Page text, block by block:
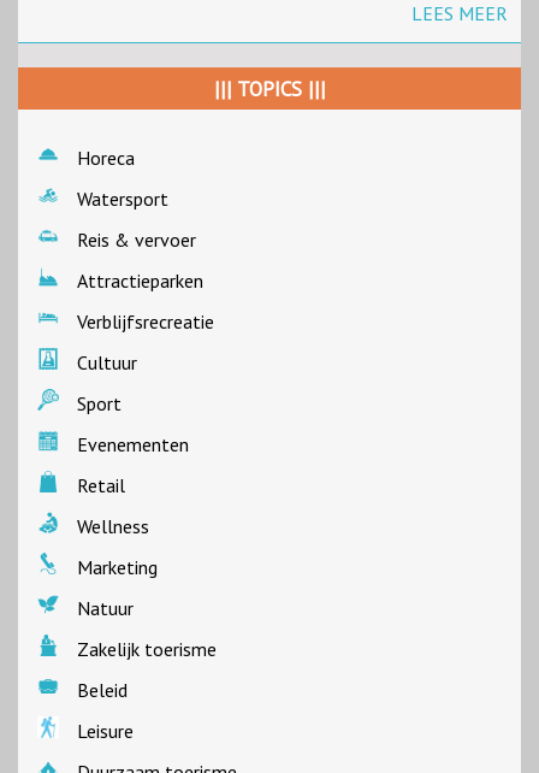
LEES MEER
||| TOPICS |||
Horeca
Watersport
Reis & vervoer
Attractieparken
Verblijfsrecreatie
Cultuur
Sport
Evenementen
Retail
Wellness
Marketing
Natuur
Zakelijk toerisme
Beleid
Leisure